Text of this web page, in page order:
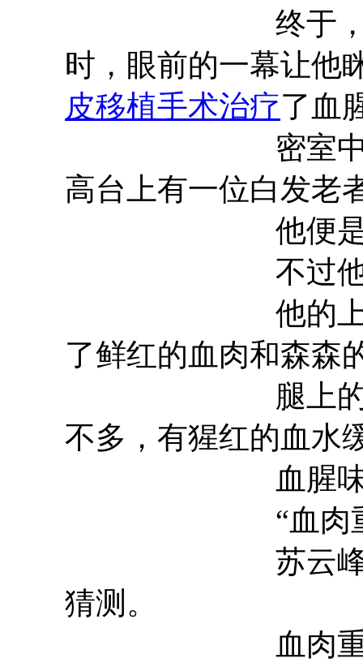
终于，当他来
时，眼前的一幕让他
皮移植手术治疗了血
密室中央有一
高台上有一位白发老
他便是星魂殿
不过他现在
他的上半身为
了鲜红的血肉和森森
腿上的骨骼已
不多，有猩红的血水
血腥味便源
“血肉重
苏云峰眉头紧
猜测。
血肉重生应该